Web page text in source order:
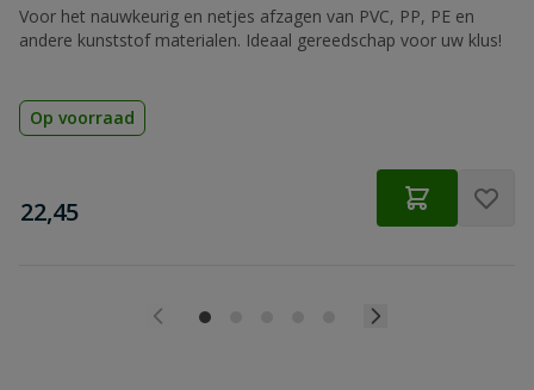
Voor het nauwkeurig en netjes afzagen van PVC, PP, PE en
andere kunststof materialen. Ideaal gereedschap voor uw klus!
Op voorraad
€
22,45